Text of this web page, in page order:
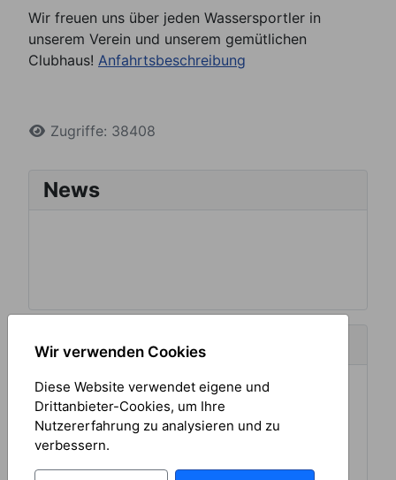
Wir freuen uns über jeden Wassersportler in
unserem Verein und unserem gemütlichen
Clubhaus! Anfahrtsbeschreibung
Zugriffe: 38408
News
Aktuelles Wetter
Wir verwenden Cookies
Diese Website verwendet eigene und
Drittanbieter-Cookies, um Ihre
Nutzererfahrung zu analysieren und zu
verbessern.